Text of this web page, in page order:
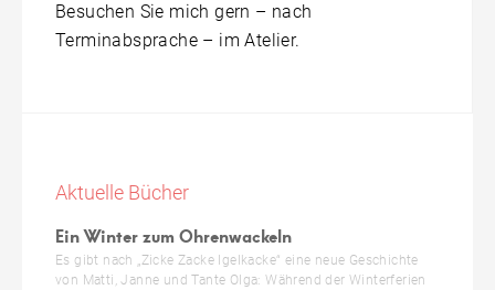
Besuchen Sie mich gern – nach
Terminabsprache – im Atelier.
Aktuelle Bücher
Ein Winter zum Ohrenwackeln
Es gibt nach „Zicke Zacke Igelkacke“ eine neue Geschichte
von Matti, Janne und Tante Olga: Während der Winterferien